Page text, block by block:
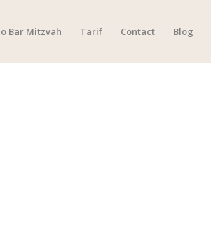
Bar Mitzvah Tarif Contact Blog